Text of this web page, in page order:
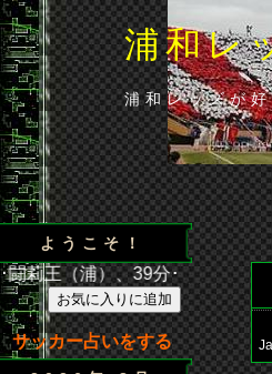
浦和レ
浦和レッズが
ようこそ！
（浦）、39分･ウェズレイ（
サッカー占いをする